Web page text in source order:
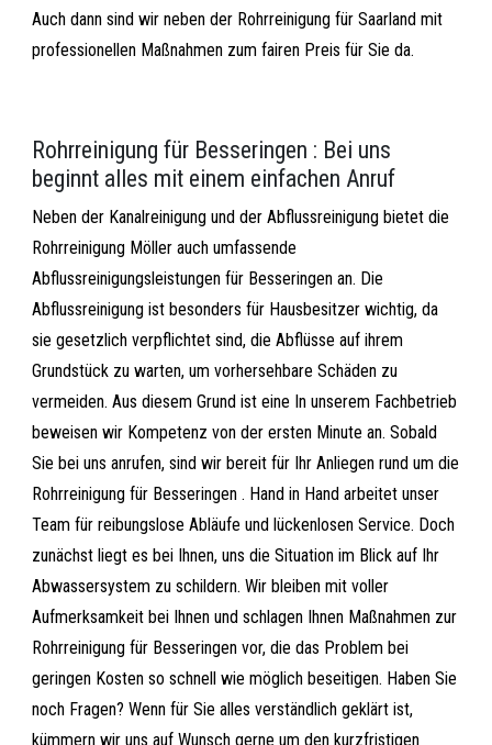
Auch dann sind wir neben der Rohrreinigung für Saarland mit
professionellen Maßnahmen zum fairen Preis für Sie da.
Rohrreinigung für Besseringen : Bei uns
beginnt alles mit einem einfachen Anruf
Neben der Kanalreinigung und der Abflussreinigung bietet die
Rohrreinigung Möller auch umfassende
Abflussreinigungsleistungen für Besseringen an. Die
Abflussreinigung ist besonders für Hausbesitzer wichtig, da
sie gesetzlich verpflichtet sind, die Abflüsse auf ihrem
Grundstück zu warten, um vorhersehbare Schäden zu
vermeiden. Aus diesem Grund ist eine In unserem Fachbetrieb
beweisen wir Kompetenz von der ersten Minute an. Sobald
Sie bei uns anrufen, sind wir bereit für Ihr Anliegen rund um die
Rohrreinigung für Besseringen . Hand in Hand arbeitet unser
Team für reibungslose Abläufe und lückenlosen Service. Doch
zunächst liegt es bei Ihnen, uns die Situation im Blick auf Ihr
Abwassersystem zu schildern. Wir bleiben mit voller
Aufmerksamkeit bei Ihnen und schlagen Ihnen Maßnahmen zur
Rohrreinigung für Besseringen vor, die das Problem bei
geringen Kosten so schnell wie möglich beseitigen. Haben Sie
noch Fragen? Wenn für Sie alles verständlich geklärt ist,
kümmern wir uns auf Wunsch gerne um den kurzfristigen